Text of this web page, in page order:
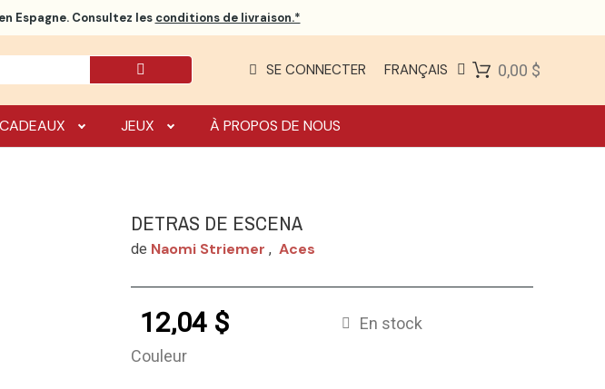
Espagne. Consultez les conditions de livraison.*
SE CONNECTER FRANÇAIS 0,00 $
CADEAUX JEUX À PROPOS DE NOUS
DETRAS DE ESCENA
de Naomi Striemer , Aces
12,04 $
En stock
Couleur